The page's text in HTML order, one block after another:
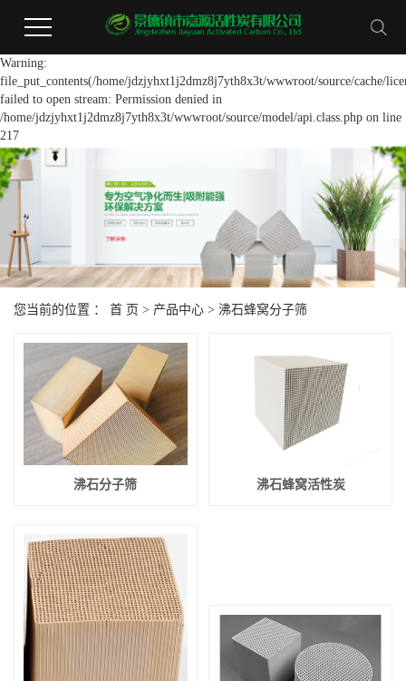
Warning:
file_put_contents(/home/jdzjyhxt1j2dmz8j7yth8x3t/wwwroot/source/cache/
failed to open stream: Permission denied in
/home/jdzjyhxt1j2dmz8j7yth8x3t/wwwroot/source/model/api.class.php on line
217
您当前的位置 ： 首 页 > 产品中心 > 沸石蜂窝分子筛
沸石分子筛 沸石蜂窝活性炭